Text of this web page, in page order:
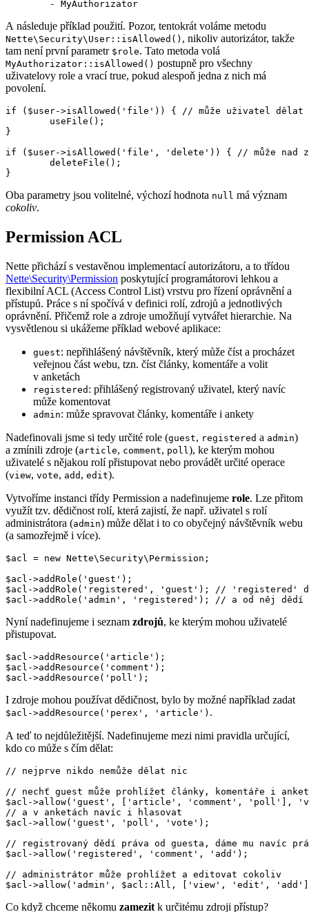
A následuje příklad použití. Pozor, tentokrát voláme metodu
Nette\Security\User::isAllowed() , nikoliv autorizátor, takže
tam není první parametr $role. Tato metoda volá
MyAuthorizator::isAllowed() postupně pro všechny
uživatelovy role a vrací true, pokud alespoň jedna z nich má
povolení.
if ($user->isAllowed('file')) { // může uživatel dělat
}
if ($user->isAllowed('file', 'delete')) { // může nad
Oba parametry jsou volitelné, výchozí hodnota null má význam
cokoliv.
Permission ACL
Nette přichází s vestavěnou implementací autorizátoru, a to třídou
Nette\Security\Permission poskytující programátorovi lehkou a
flexibilní ACL (Access Control List) vrstvu pro řízení oprávnění a
přístupů. Práce s ní spočívá v definici rolí, zdrojů a jednotlivých
oprávnění. Přičemž role a zdroje umožňují vytvářet hierarchie. Na
vysvětlenou si ukážeme příklad webové aplikace:
guest: nepřihlášený návštěvník, který může číst a procházet
veřejnou část webu, tzn. číst články, komentáře a volit
v anketách
registered : přihlášený registrovaný uživatel, který navíc
může komentovat
admin: může spravovat články, komentáře i ankety
Nadefinovali jsme si tedy určité role (guest, registered a admin)
a zmínili zdroje (article, comment, poll), ke kterým mohou
uživatelé s nějakou rolí přistupovat nebo provádět určité operace
(view, vote, add , edit).
Vytvoříme instanci třídy Permission a nadefinujeme role. Lze přitom
využít tzv. dědičnost rolí, která zajistí, že např. uživatel s rolí
administrátora (admin) může dělat i to co obyčejný návštěvník webu
(a samozřejmě i více).
$acl = new Nette\Security\Permission;
$acl->addRole('guest');
$acl->addRole('registered', 'guest'); // 'registered'
Nyní nadefinujeme i seznam zdrojů, ke kterým mohou uživatelé
přistupovat.
$acl->addResource('article');
$acl->addResource('comment');
I zdroje mohou používat dědičnost, bylo by možné například zadat
$acl->addResource('perex', 'article') .
A teď to nejdůležitější. Nadefinujeme mezi nimi pravidla určující,
kdo co může s čím dělat:
// nejprve nikdo nemůže dělat nic
// nechť guest může prohlížet články, komentáře i
$acl->allow('guest', ['article', 'comment', 'poll'],
// a v anketách navíc i hlasovat
$acl->allow('guest', 'poll', 'vote');
// registrovaný dědí práva od guesta, dáme mu navíc
$acl->allow('registered', 'comment', 'add');
// administrátor může prohlížet a editovat cokoliv
Co když chceme někomu zamezit k určitému zdroji přístup?